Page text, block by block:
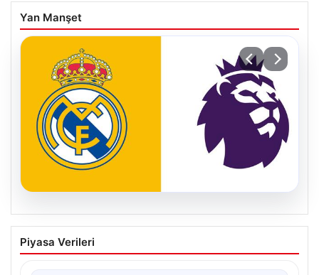
Yan Manşet
04.08.2026
Premier Lig ekibi 50 milyon Euro ödeyip
Madrid’den aldı!
Piyasa Verileri